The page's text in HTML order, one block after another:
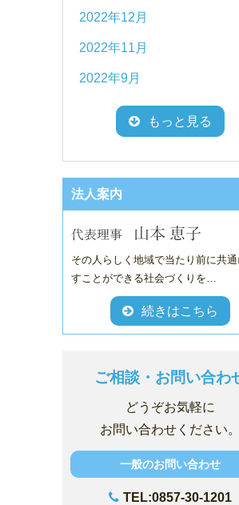
2022年12月
2022年11月
2022年9月
もっと見る
法人案内
その人らしく地域で当たり前に共通
すことができる社会づくりを…
続きはこちら
ご相談・お問い合わ
どうぞお気軽に
お問い合わせください。
一般のお問い合わせ
TEL:0857-30-1201